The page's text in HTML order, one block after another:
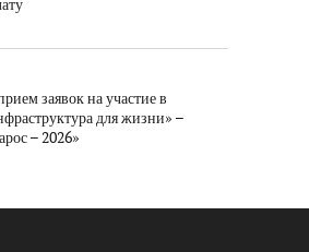
заявок на участие в
для жизни» –
– 2026»